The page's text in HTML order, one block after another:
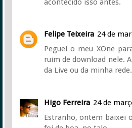
Felipe Teixeira 24 de
Peguei o meu XOne
ruim de download nele.
da Live ou da minha rede.
Higo Ferreira 24 de
Estranho, ontem baixei